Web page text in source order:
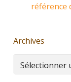
référence
Archives
Archives